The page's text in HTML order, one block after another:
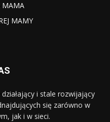
MAMA
MAMY
i stale rozwijający
się zarówno w
jak i w sieci.